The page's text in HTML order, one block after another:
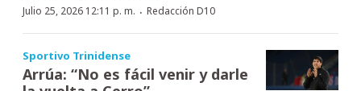
Julio 25, 2026 12:11 p. m. · Redacción D10
Sportivo Trinidense
Arrúa: “No es fácil venir y darle